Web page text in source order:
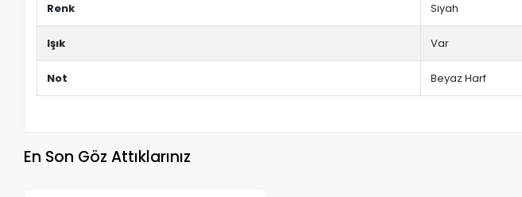
Renk Siyah
Işık Var
Not Beyaz Harf
En Son Göz Attıklarınız